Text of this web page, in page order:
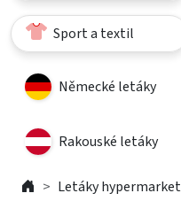
Sport a textil
Německé letáky
Rakouské letáky
Letáky